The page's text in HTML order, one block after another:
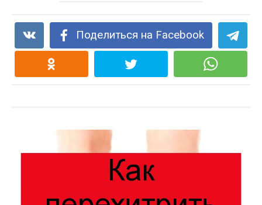
Поделиться на Facebook